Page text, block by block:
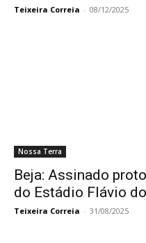
Teixeira Correia - 08/12/2025
Nossa Terra
Beja: Assinado
do Estádio Flávio
Teixeira Correia - 31/08/2025